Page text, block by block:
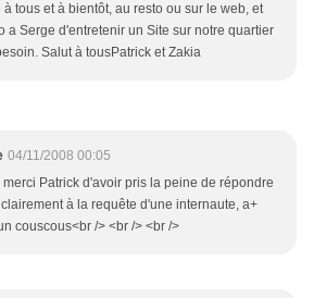
tous et à bientôt, au resto ou sur le web, et
a Serge d'entretenir un Site sur notre quartier
Salut à tousPatrick et Zakia
04/11/2008 00:05
merci Patrick d'avoir pris la peine de répondre
à la requête d'une internaute, a+
couscous<br /> <br /> <br />